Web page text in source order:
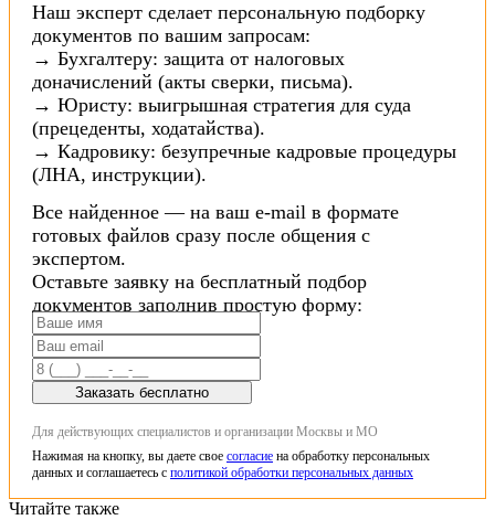
Наш эксперт сделает персональную подборку
документов по вашим запросам:
→ Бухгалтеру: защита от налоговых
доначислений (акты сверки, письма).
→ Юристу: выигрышная стратегия для суда
(прецеденты, ходатайства).
→ Кадровику: безупречные кадровые процедуры
(ЛНА, инструкции).
Все найденное — на ваш e-mail в формате
готовых файлов сразу после общения с
экспертом.
Оставьте заявку на бесплатный подбор
документов заполнив простую форму:
Заказать бесплатно
Для действующих специалистов и организации Москвы и МО
Нажимая на кнопку, вы даете свое согласие на обработку персональных
данных и соглашаетесь с политикой обработки персональных данных
Читайте также